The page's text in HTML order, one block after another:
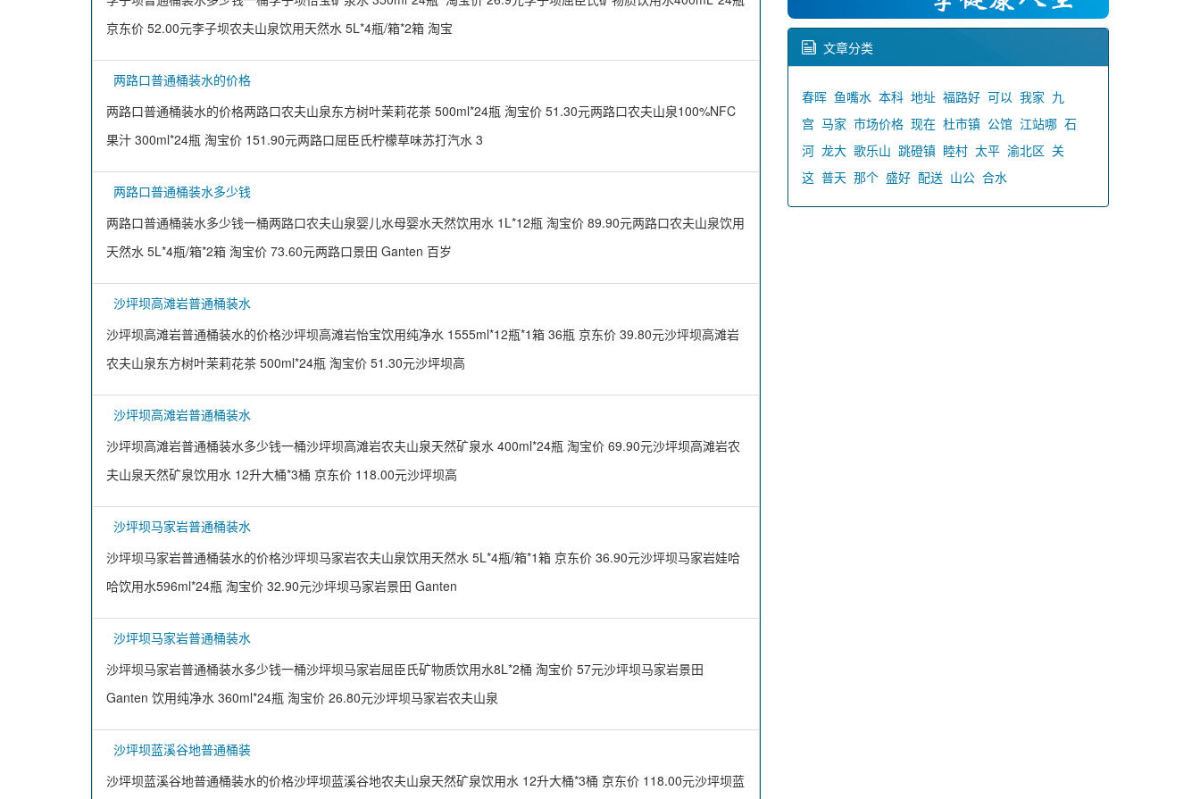
京东价 52.00元李子坝农夫山泉饮用天然水 5L*4瓶/箱*2箱 淘宝
两路口普通桶装水的价格
两路口普通桶装水的价格两路口农夫山泉东方树叶茉莉花茶 500ml*24瓶 淘宝价 51.30元两路口农夫山泉100%NFC
果汁 300ml*24瓶 淘宝价 151.90元两路口屈臣氏柠檬草味苏打汽水 3
两路口普通桶装水多少钱
两路口普通桶装水多少钱一桶两路口农夫山泉婴儿水母婴水天然饮用水 1L*12瓶 淘宝价 89.90元两路口农夫山泉饮用
天然水 5L*4瓶/箱*2箱 淘宝价 73.60元两路口景田 Ganten 百岁
沙坪坝高滩岩普通桶装水
沙坪坝高滩岩普通桶装水的价格沙坪坝高滩岩怡宝饮用纯净水 1555ml*12瓶*1箱 36瓶 京东价 39.80元沙坪坝高滩岩
农夫山泉东方树叶茉莉花茶 500ml*24瓶 淘宝价 51.30元沙坪坝高
沙坪坝高滩岩普通桶装水
沙坪坝高滩岩普通桶装水多少钱一桶沙坪坝高滩岩农夫山泉天然矿泉水 400ml*24瓶 淘宝价 69.90元沙坪坝高滩岩农
夫山泉天然矿泉饮用水 12升大桶*3桶 京东价 118.00元沙坪坝高
沙坪坝马家岩普通桶装水
沙坪坝马家岩普通桶装水的价格沙坪坝马家岩农夫山泉饮用天然水 5L*4瓶/箱*1箱 京东价 36.90元沙坪坝马家岩娃哈
哈饮用水596ml*24瓶 淘宝价 32.90元沙坪坝马家岩景田 Ganten
沙坪坝马家岩普通桶装水
沙坪坝马家岩普通桶装水多少钱一桶沙坪坝马家岩屈臣氏矿物质饮用水8L*2桶 淘宝价 57元沙坪坝马家岩景田
Ganten 饮用纯净水 360ml*24瓶 淘宝价 26.80元沙坪坝马家岩农夫山泉
沙坪坝蓝溪谷地普通桶装
沙坪坝蓝溪谷地普通桶装水的价格沙坪坝蓝溪谷地农夫山泉天然矿泉饮用水 12升大桶*3桶 京东价 118.00元沙坪坝蓝
文章分类
春晖 鱼嘴水 本科 地址 福路好 可以 我家 九
宫 马家 市场价格 现在 杜市镇 公馆 江站哪 石
河 龙大 歌乐山 跳磴镇 睦村 太平 渝北区 关
这 普天 那个 盛好 配送 山公 合水